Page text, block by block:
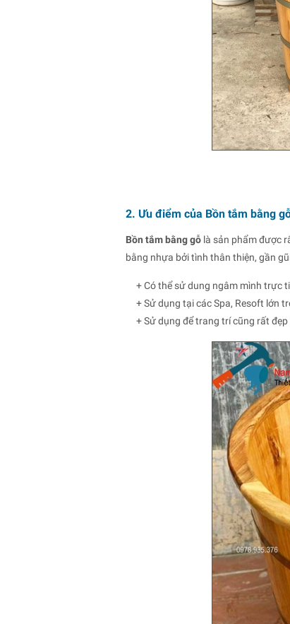
2. Ưu điểm của Bồn tắm bằng
Bồn tắm bằng gỗlà sản phẩm được
bằng nhựa bởi tình thân thiện, gần
+ Có thể sử dung ngâm mình trực
+ Sử dụng tại các Spa, Resoft lớn
+ Sử dụng để trang trí cũng rất